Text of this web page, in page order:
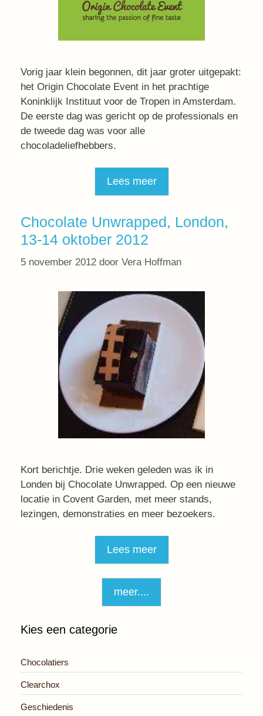
Vorig jaar klein begonnen, dit jaar groter uitgepakt:
het Origin Chocolate Event in het prachtige
Koninklijk Instituut voor de Tropen in Amsterdam.
De eerste dag was gericht op de professionals en
de tweede dag was voor alle
chocoladeliefhebbers.
Lees meer
Chocolate Unwrapped, London,
13-14 oktober 2012
5 november 2012 door Vera Hoffman
Kort berichtje. Drie weken geleden was ik in
Londen bij Chocolate Unwrapped. Op een nieuwe
locatie in Covent Garden, met meer stands,
lezingen, demonstraties en meer bezoekers.
Lees meer
meer....
Kies een categorie
Chocolatiers
Clearchox
Geschiedenis